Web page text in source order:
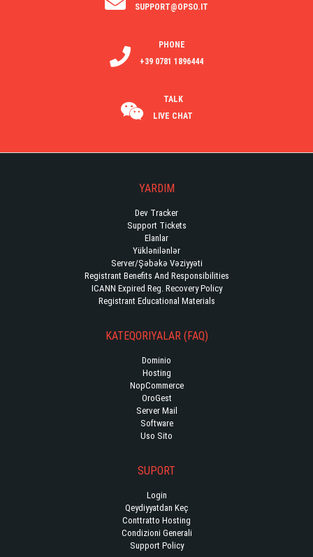
SUPPORT@OPSO.IT
PHONE
+39 0781 1896444
TALK
LIVE CHAT
YARDIM
Dev Tracker
Support Tickets
Elanlar
Yüklənilənlər
Server/Şəbəkə Vəziyyəti
Registrant Benefits And Responsibilities
ICANN Expired Reg. Recovery Policy
Registrant Educational Materials
KATEQORIYALAR (FAQ)
Dominio
Hosting
NopCommerce
OroGest
Server Mail
Software
Uso Sito
SUPORT
Login
Qeydiyyatdan Keç
Conttratto Hosting
Condizioni Generali
Support Policy